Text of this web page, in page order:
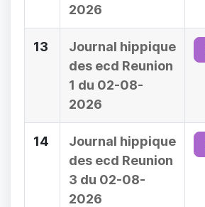
2026
13
Journal hippique
des ecd Reunion
1 du 02-08-
2026
14
Journal hippique
des ecd Reunion
3 du 02-08-
2026